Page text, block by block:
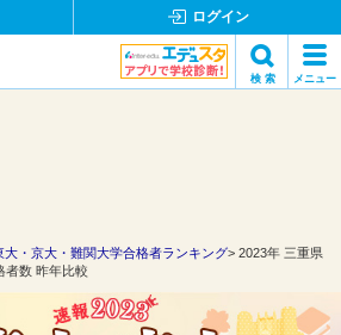
ログイン
検 索 メニュー
大・京大・難関大学合格者ランキング
2023年 三重県
者数 昨年比較